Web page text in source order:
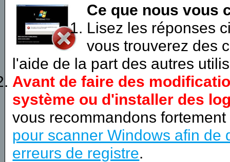
Ce que nous vous
Lisez les réponses
vous trouverez des
l'aide de la part des autres
Avant de faire des
système ou d'installer des
vous recommandons
pour scanner Windows afin de
erreurs de registre.